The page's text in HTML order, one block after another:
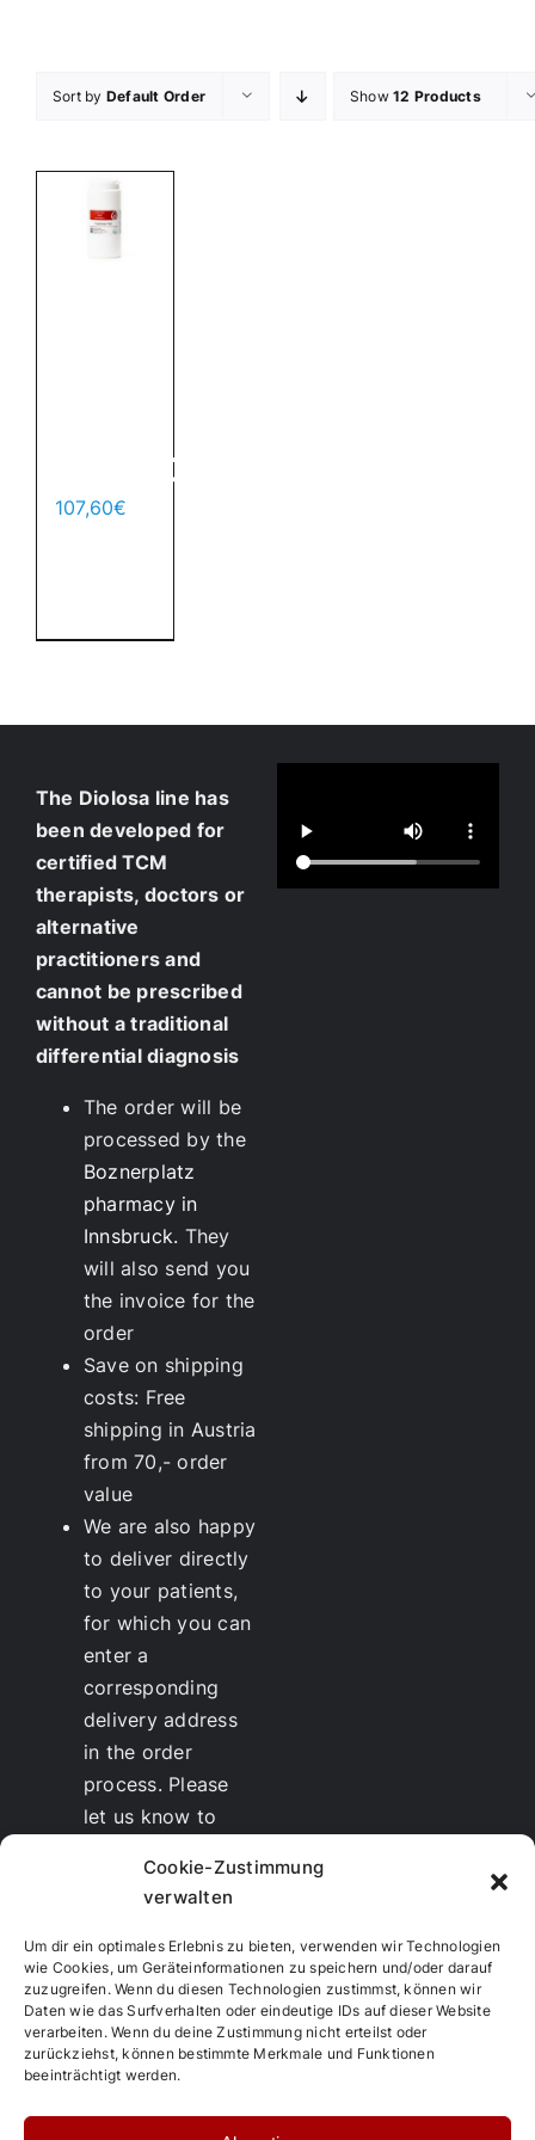
Cookie-Zustimmung
verwalten
Um dir ein optimales Erlebnis zu bieten, verwenden wir Technologien
wie Cookies, um Geräteinformationen zu speichern und/oder darauf
zuzugreifen. Wenn du diesen Technologien zustimmst, können wir
Daten wie das Surfverhalten oder eindeutige IDs auf dieser Website
verarbeiten. Wenn du deine Zustimmung nicht erteilst oder
zurückziehst, können bestimmte Merkmale und Funktionen
beeinträchtigt werden.
Sort by Default Order Show12 Products
700pcs.
107,60€
The Diolosa line has
been developed for
certified TCM
therapists, doctors or
alternative
practitioners and
cannot be prescribed
without a traditional
differential diagnosis
The order will be
processed by the
Boznerplatz
pharmacy in
Innsbruck. They
will also send you
the invoice for the
order
Save on shipping
costs: Free
shipping in Austria
from 70,- order
value
We are also happy
to deliver directly
to your patients,
for which you can
enter a
corresponding
delivery address
in the order
process. Please
let us know to
send the invoice.
Discounts
for
therapists and
resellers are
possible.
Training and
further education